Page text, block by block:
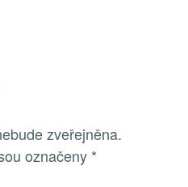
zveřejněna.
označeny *